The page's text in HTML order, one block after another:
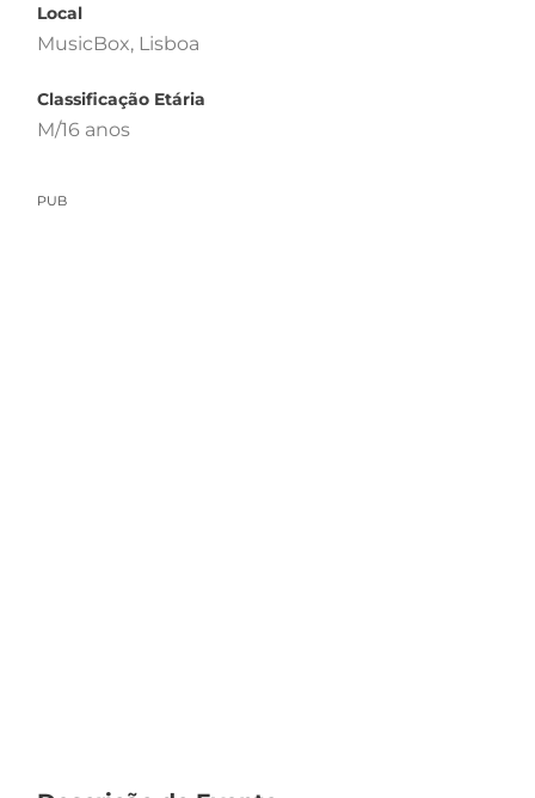
Local
MusicBox, Lisboa
Classificação Etária
M/16 anos
PUB